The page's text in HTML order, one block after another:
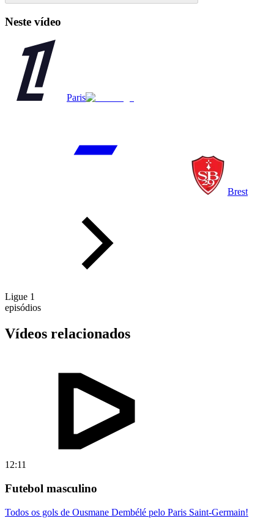
Neste vídeo
Paris
Brest
Ligue 1
episódios
Vídeos relacionados
12:11
Futebol masculino
Todos os gols de Ousmane Dembélé pelo Paris Saint-Germain!